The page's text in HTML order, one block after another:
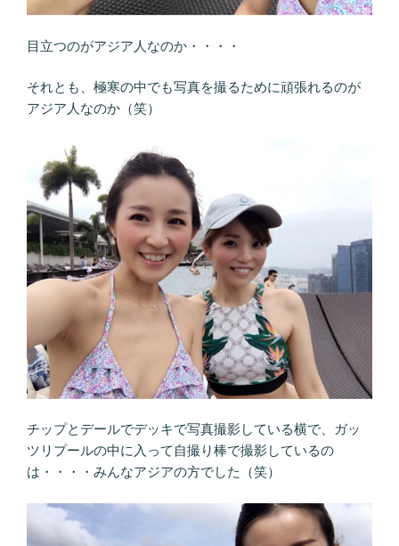
目立つのがアジア人なのか・・・・
それとも、極寒の中でも写真を撮るために頑張れるのが
アジア人なのか（笑）
チップとデールでデッキで写真撮影している横で、ガッ
ツリプールの中に入って自撮り棒で撮影しているの
は・・・・みんなアジアの方でした（笑）